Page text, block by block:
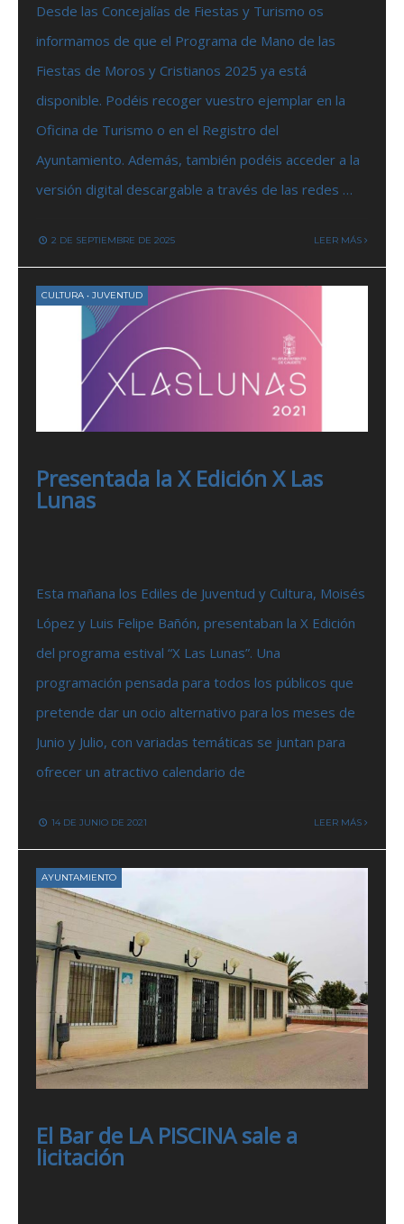
Desde las Concejalías de Fiestas y Turismo os
informamos de que el Programa de Mano de las
Fiestas de Moros y Cristianos 2025 ya está
disponible. Podéis recoger vuestro ejemplar en la
Oficina de Turismo o en el Registro del
Ayuntamiento. Además, también podéis acceder a la
versión digital descargable a través de las redes …
2 DE SEPTIEMBRE DE 2025 LEER MÁS
CULTURA • JUVENTUD
Presentada la X Edición X Las
Lunas
Esta mañana los Ediles de Juventud y Cultura, Moisés
López y Luis Felipe Bañón, presentaban la X Edición
del programa estival “X Las Lunas”. Una
programación pensada para todos los públicos que
pretende dar un ocio alternativo para los meses de
Junio y Julio, con variadas temáticas se juntan para
ofrecer un atractivo calendario de
14 DE JUNIO DE 2021 LEER MÁS
AYUNTAMIENTO
El Bar de LA PISCINA sale a
licitación